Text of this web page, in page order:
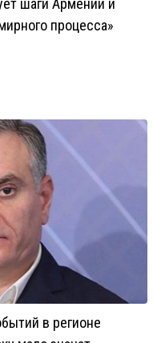
шаги Армении и
процесса»
в регионе